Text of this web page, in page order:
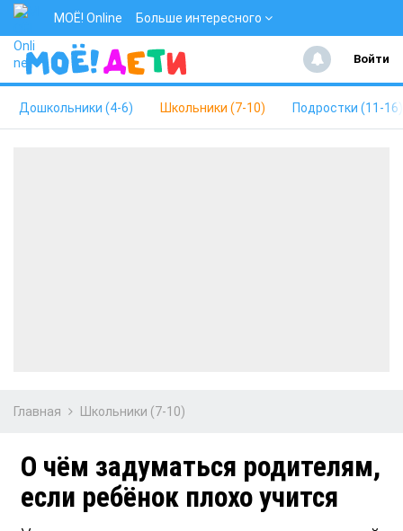
МОЁ! Online Больше интересного
Войти
Дошкольники (4-6) Школьники (7-10) Подростки (11-16)
Главная Школьники (7-10)
О чём задуматься родителям,
если ребёнок плохо учится